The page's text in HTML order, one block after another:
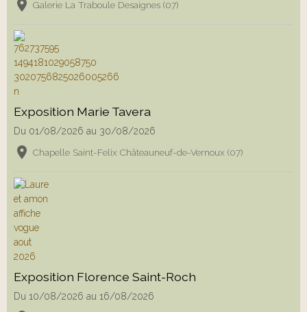
Galerie La Traboule Desaignes (07)
Exposition Marie Tavera
Du 01/08/2026 au 30/08/2026
Chapelle Saint-Felix Châteauneuf-de-Vernoux (07)
Exposition Florence Saint-Roch
Du 10/08/2026 au 16/08/2026